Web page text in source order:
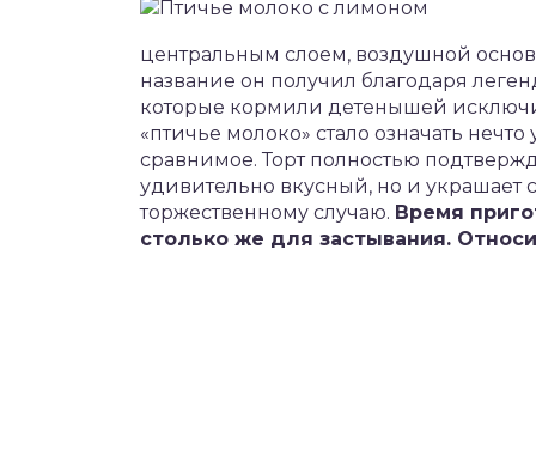
центральным слоем, воздушной
название он получил благодаря
которые кормили детенышей
«птичье молоко» стало означать
сравнимое. Торт полностью
удивительно вкусный, но и украшает
торжественному случаю. Время
столько же для застывания.